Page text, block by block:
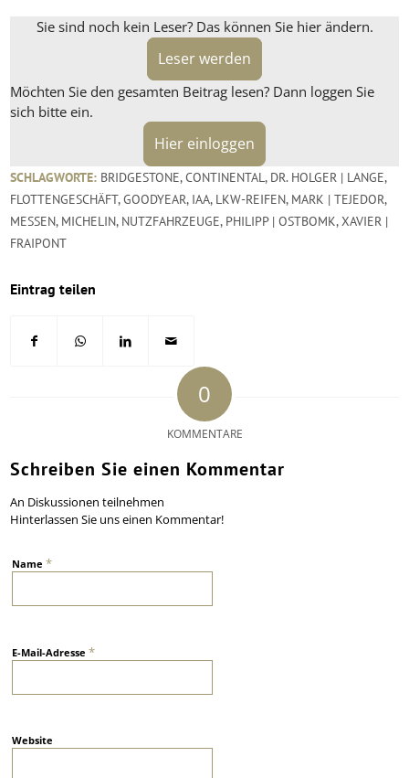
Sie sind noch kein Leser? Das können Sie hier ändern.
Leser werden
Möchten Sie den gesamten Beitrag lesen? Dann loggen Sie
sich bitte ein.
Hier einloggen
SCHLAGWORTE: BRIDGESTONE,CONTINENTAL, DR. HOLGER | LANGE,
FLOTTENGESCHÄFT,GOODYEAR, IAA, LKW-REIFEN, MARK | TEJEDOR,
MESSEN, MICHELIN, NUTZFAHRZEUGE, PHILIPP | OSTBOMK, XAVIER |
FRAIPONT
Eintrag teilen
0
KOMMENTARE
Schreiben Sie einen Kommentar
An Diskussionen teilnehmen
Hinterlassen Sie uns einen Kommentar!
Name*
E-Mail-Adresse*
Website